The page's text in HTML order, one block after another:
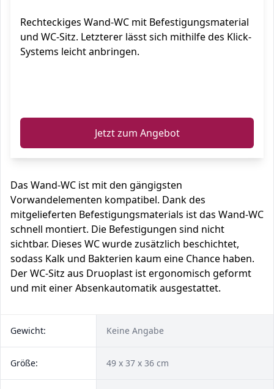
Rechteckiges Wand-WC mit Befestigungsmaterial
und WC-Sitz. Letzterer lässt sich mithilfe des Klick-
Systems leicht anbringen.
Jetzt zum Angebot
Das Wand-WC ist mit den gängigsten
Vorwandelementen kompatibel. Dank des
mitgelieferten Befestigungsmaterials ist das Wand-WC
schnell montiert. Die Befestigungen sind nicht
sichtbar. Dieses WC wurde zusätzlich beschichtet,
sodass Kalk und Bakterien kaum eine Chance haben.
Der WC-Sitz aus Druoplast ist ergonomisch geformt
und mit einer Absenkautomatik ausgestattet.
Gewicht: Keine Angabe
Größe: 49 x 37 x 36 cm